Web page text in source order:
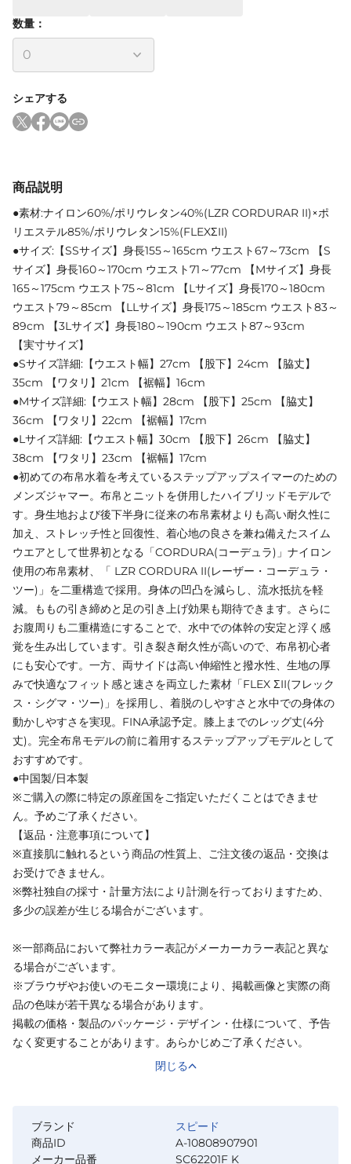
数量：
シェアする
商品説明
●素材:ナイロン60%/ポリウレタン40%(LZR CORDURAR II)×ポ
リエステル85%/ポリウレタン15%(FLEXΣII)
●サイズ:【SSサイズ】身長155～165cm ウエスト67～73cm 【S
サイズ】身長160～170cm ウエスト71～77cm 【Mサイズ】身長
165～175cm ウエスト75～81cm 【Lサイズ】身長170～180cm
ウエスト79～85cm 【LLサイズ】身長175～185cm ウエスト83～
89cm 【3Lサイズ】身長180～190cm ウエスト87～93cm
【実寸サイズ】
●Sサイズ詳細:【ウエスト幅】27cm 【股下】24cm 【脇丈】
35cm 【ワタリ】21cm 【裾幅】16cm
●Mサイズ詳細:【ウエスト幅】28cm 【股下】25cm 【脇丈】
36cm 【ワタリ】22cm 【裾幅】17cm
●Lサイズ詳細:【ウエスト幅】30cm 【股下】26cm 【脇丈】
38cm 【ワタリ】23cm 【裾幅】17cm
●初めての布帛水着を考えているステップアップスイマーのための
メンズジャマー。布帛とニットを併用したハイブリッドモデルで
す。身生地および後下半身に従来の布帛素材よりも高い耐久性に
加え、ストレッチ性と回復性、着心地の良さを兼ね備えたスイム
ウエアとして世界初となる「CORDURA(コーデュラ)」ナイロン
使用の布帛素材、「 LZR CORDURA II(レーザー・コーデュラ・
ツー)」を二重構造で採用。身体の凹凸を減らし、流水抵抗を軽
減。ももの引き締めと足の引き上げ効果も期待できます。さらに
お腹周りも二重構造にすることで、水中での体幹の安定と浮く感
覚を生み出しています。引き裂き耐久性が高いので、布帛初心者
にも安心です。一方、両サイドは高い伸縮性と撥水性、生地の厚
みで快適なフィット感と速さを両立した素材「FLEX ΣII(フレック
ス・シグマ・ツー)」を採用し、着脱のしやすさと水中での身体の
動かしやすさを実現。FINA承認予定。膝上までのレッグ丈(4分
丈)。完全布帛モデルの前に着用するステップアップモデルとして
おすすめです。
●中国製/日本製
※ご購入の際に特定の原産国をご指定いただくことはできませ
ん。予めご了承ください。
【返品・注意事項について】
※直接肌に触れるという商品の性質上、ご注文後の返品・交換は
お受けできません。
※弊社独自の採寸・計量方法により計測を行っておりますため、
多少の誤差が生じる場合がございます。
※一部商品において弊社カラー表記がメーカーカラー表記と異な
る場合がございます。
※ブラウザやお使いのモニター環境により、掲載画像と実際の商
品の色味が若干異なる場合があります。
掲載の価格・製品のパッケージ・デザイン・仕様について、予告
なく変更することがあります。あらかじめご了承ください。
閉じる
ブランド
スピード
商品ID
A-10808907901
メーカー品番
SC62201F K